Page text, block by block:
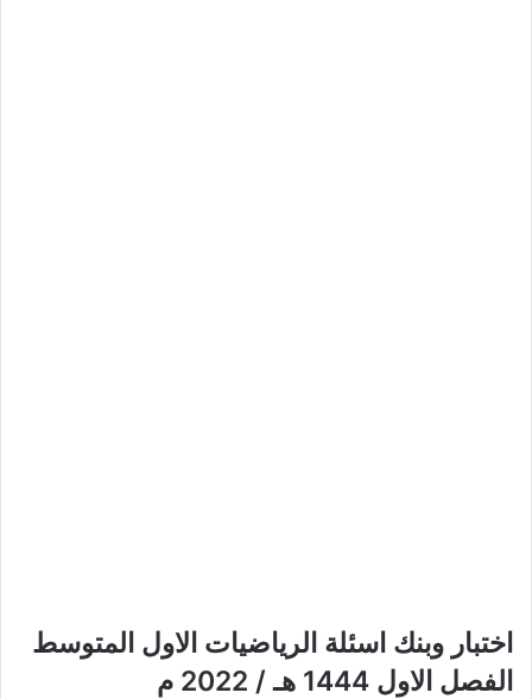
اختبار وبنك اسئلة الرياضيات الاول المتوسط
الفصل الاول 1444 هـ / 2022 م​